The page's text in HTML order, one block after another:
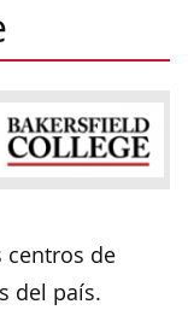
centros de
del país.